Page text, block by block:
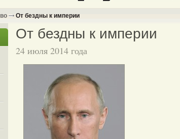
От бездны к империи
От бездны к империи
24 июля 2014 года